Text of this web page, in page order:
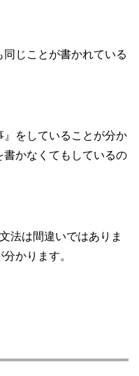
じことが書かれている
をしていることが分か
書かなくてもしているの
法は間違いではありま
かります。